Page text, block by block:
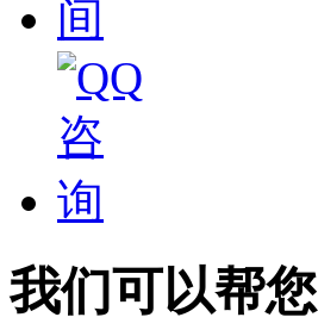
我们可以帮您